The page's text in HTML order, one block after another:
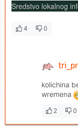
Sredstvo lokalnog
4 0
kolichina
wremena
2 0